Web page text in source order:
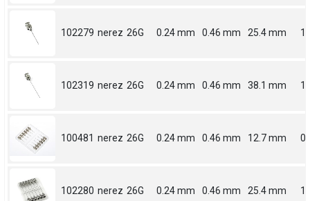
102279 nerez 26G 0.24 mm 0.46 mm 25.4 mm 1
102319 nerez 26G 0.24 mm 0.46 mm 38.1 mm
100481 nerez 26G 0.24 mm 0.46 mm 12.7 mm
102280 nerez 26G 0.24 mm 0.46 mm 25.4 mm 1